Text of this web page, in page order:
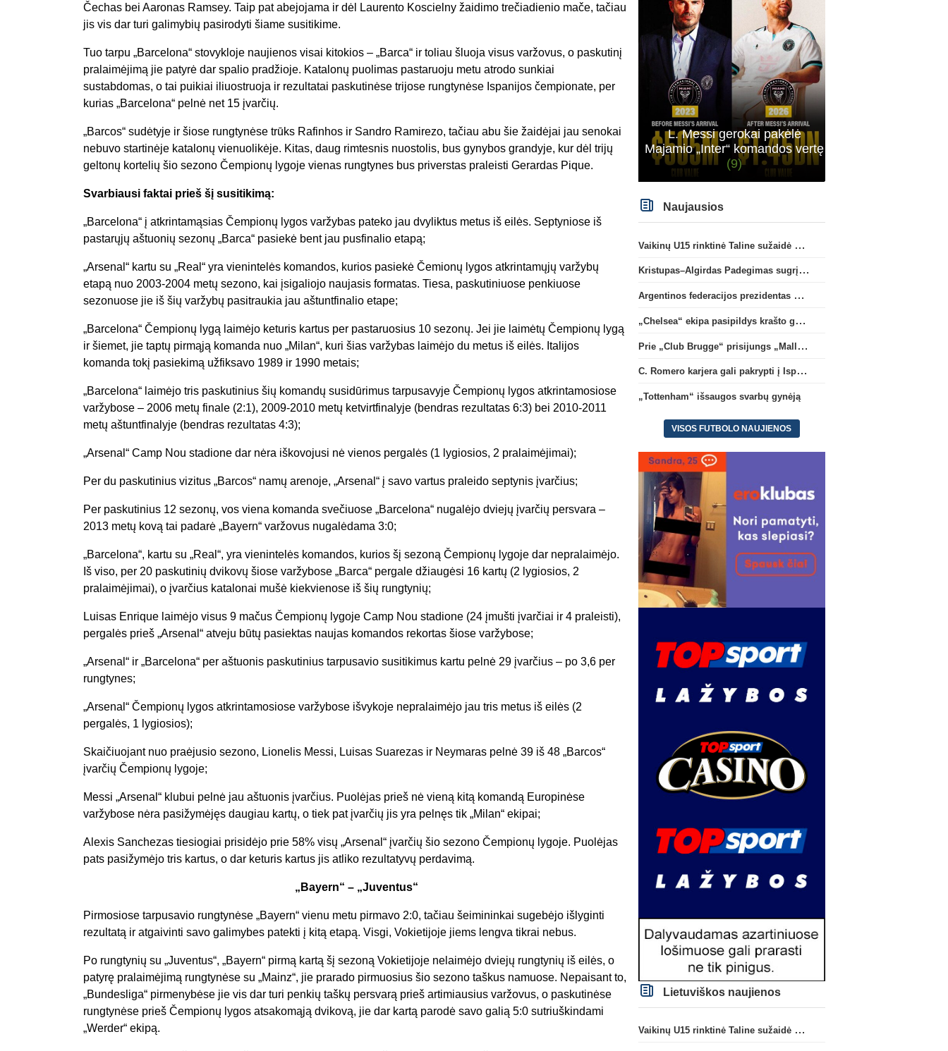
Čechas bei Aaronas Ramsey. Taip pat abejojama ir dėl Laurento Koscielny žaidimo trečiadienio mače, tačiau
jis vis dar turi galimybių pasirodyti šiame susitikime.
Tuo tarpu „Barcelona“ stovykloje naujienos visai kitokios – „Barca“ ir toliau šluoja visus varžovus, o paskutinį
pralaimėjimą jie patyrė dar spalio pradžioje. Katalonų puolimas pastaruoju metu atrodo sunkiai
sustabdomas, o tai puikiai iliuostruoja ir rezultatai paskutinėse trijose rungtynėse Ispanijos čempionate, per
kurias „Barcelona“ pelnė net 15 įvarčių.
„Barcos“ sudėtyje ir šiose rungtynėse trūks Rafinhos ir Sandro Ramirezo, tačiau abu šie žaidėjai jau senokai
nebuvo startinėje katalonų vienuolikėje. Kitas, daug rimtesnis nuostolis, bus gynybos grandyje, kur dėl trijų
geltonų kortelių šio sezono Čempionų lygoje vienas rungtynes bus priverstas praleisti Gerardas Pique.
Svarbiausi faktai prieš šį susitikimą:
„Barcelona“ į atkrintamąsias Čempionų lygos varžybas pateko jau dvyliktus metus iš eilės. Septyniose iš
pastarųjų aštuonių sezonų „Barca“ pasiekė bent jau pusfinalio etapą;
„Arsenal“ kartu su „Real“ yra vienintelės komandos, kurios pasiekė Čemionų lygos atkrintamųjų varžybų
etapą nuo 2003-2004 metų sezono, kai įsigaliojo naujasis formatas. Tiesa, paskutiniuose penkiuose
sezonuose jie iš šių varžybų pasitraukia jau aštuntfinalio etape;
„Barcelona“ Čempionų lygą laimėjo keturis kartus per pastaruosius 10 sezonų. Jei jie laimėtų Čempionų lygą
ir šiemet, jie taptų pirmąją komanda nuo „Milan“, kuri šias varžybas laimėjo du metus iš eilės. Italijos
komanda tokį pasiekimą užfiksavo 1989 ir 1990 metais;
„Barcelona“ laimėjo tris paskutinius šių komandų susidūrimus tarpusavyje Čempionų lygos atkrintamosiose
varžybose – 2006 metų finale (2:1), 2009-2010 metų ketvirtfinalyje (bendras rezultatas 6:3) bei 2010-2011
metų aštuntfinalyje (bendras rezultatas 4:3);
„Arsenal“ Camp Nou stadione dar nėra iškovojusi nė vienos pergalės (1 lygiosios, 2 pralaimėjimai);
Per du paskutinius vizitus „Barcos“ namų arenoje, „Arsenal“ į savo vartus praleido septynis įvarčius;
Per paskutinius 12 sezonų, vos viena komanda svečiuose „Barcelona“ nugalėjo dviejų įvarčių persvara –
2013 metų kovą tai padarė „Bayern“ varžovus nugalėdama 3:0;
„Barcelona“, kartu su „Real“, yra vienintelės komandos, kurios šį sezoną Čempionų lygoje dar nepralaimėjo.
Iš viso, per 20 paskutinių dvikovų šiose varžybose „Barca“ pergale džiaugėsi 16 kartų (2 lygiosios, 2
pralaimėjimai), o įvarčius katalonai mušė kiekvienose iš šių rungtynių;
Luisas Enrique laimėjo visus 9 mačus Čempionų lygoje Camp Nou stadione (24 įmušti įvarčiai ir 4 praleisti),
pergalės prieš „Arsenal“ atveju būtų pasiektas naujas komandos rekortas šiose varžybose;
„Arsenal“ ir „Barcelona“ per aštuonis paskutinius tarpusavio susitikimus kartu pelnė 29 įvarčius – po 3,6 per
rungtynes;
„Arsenal“ Čempionų lygos atkrintamosiose varžybose išvykoje nepralaimėjo jau tris metus iš eilės (2
pergalės, 1 lygiosios);
Skaičiuojant nuo praėjusio sezono, Lionelis Messi, Luisas Suarezas ir Neymaras pelnė 39 iš 48 „Barcos“
įvarčių Čempionų lygoje;
Messi „Arsenal“ klubui pelnė jau aštuonis įvarčius. Puolėjas prieš nė vieną kitą komandą Europinėse
varžybose nėra pasižymėjęs daugiau kartų, o tiek pat įvarčių jis yra pelnęs tik „Milan“ ekipai;
Alexis Sanchezas tiesiogiai prisidėjo prie 58% visų „Arsenal“ įvarčių šio sezono Čempionų lygoje. Puolėjas
pats pasižymėjo tris kartus, o dar keturis kartus jis atliko rezultatyvų perdavimą.
„Bayern“ – „Juventus“
Pirmosiose tarpusavio rungtynėse „Bayern“ vienu metu pirmavo 2:0, tačiau šeimininkai sugebėjo išlyginti
rezultatą ir atgaivinti savo galimybes patekti į kitą etapą. Visgi, Vokietijoje jiems lengva tikrai nebus.
Po rungtynių su „Juventus“, „Bayern“ pirmą kartą šį sezoną Vokietijoje nelaimėjo dviejų rungtynių iš eilės, o
patyrę pralaimėjimą rungtynėse su „Mainz“, jie prarado pirmuosius šio sezono taškus namuose. Nepaisant to,
„Bundesliga“ pirmenybėse jie vis dar turi penkių taškų persvarą prieš artimiausius varžovus, o paskutinėse
rungtynėse prieš Čempionų lygos atsakomąją dvikovą, jie dar kartą parodė savo galią 5:0 sutriuškindami
„Werder“ ekipą.
L. Messi gerokai pakėlė
Majamio „Inter“ komandos vertę
(9)
Naujausios
Vaikinų U15 rinktinė Taline sužaidė pirmąsias kontrolines rungtynes
Kristupas–Algirdas Padegimas sugrįžta į FC „Hegelmann” B sudėtį
Argentinos federacijos prezidentas C. Tapia negailėjo pagyrų G. Infantino
„Chelsea“ ekipa pasipildys krašto gynėju P. Chavarria
Prie „Club Brugge“ prisijungs „Mallorca“ klube atsiskleidęs J. Virgili
C. Romero karjera gali pakrypti į Ispaniją
„Tottenham“ išsaugos svarbų gynėją
VISOS FUTBOLO NAUJIENOS
Lietuviškos naujienos
Vaikinų U15 rinktinė Taline sužaidė pirmąsias kontrolines rungtynes